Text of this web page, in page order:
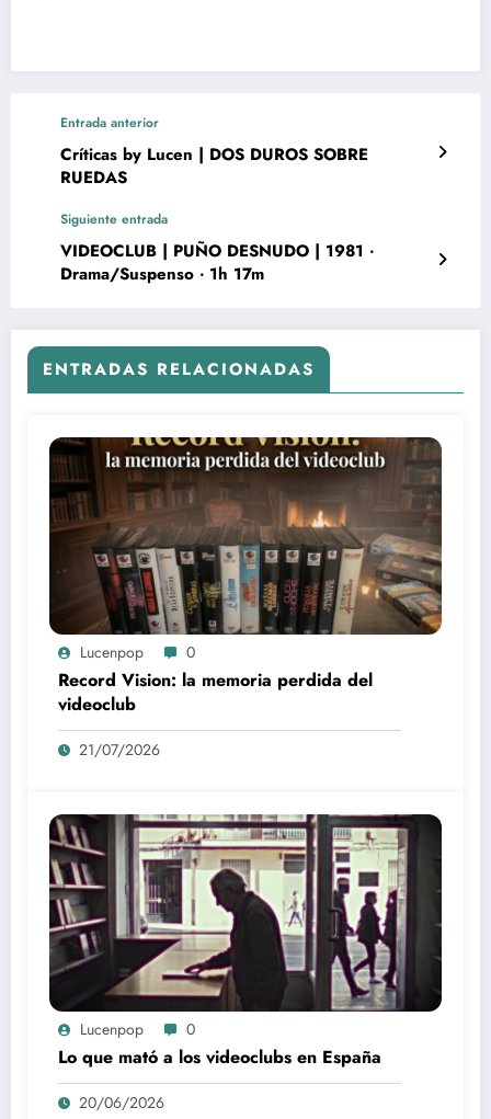
Entrada anterior
Críticas by Lucen | DOS DUROS SOBRE
RUEDAS
Siguiente entrada
VIDEOCLUB | PUÑO DESNUDO | 1981 ‧
Drama/Suspenso ‧ 1h 17m
ENTRADAS RELACIONADAS
Lucenpop 0
Record Vision: la memoria perdida del
videoclub
21/07/2026
Lucenpop 0
Lo que mató a los videoclubs en España
20/06/2026